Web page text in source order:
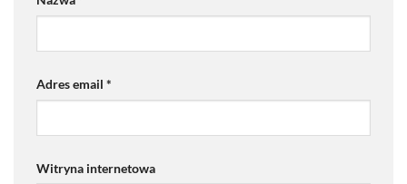
Adres email *
Witryna internetowa